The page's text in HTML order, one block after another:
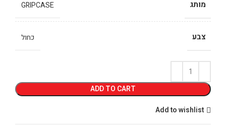
מותג GRIPCASE
צבע כחול
ADD TO CART
Add to wishlist